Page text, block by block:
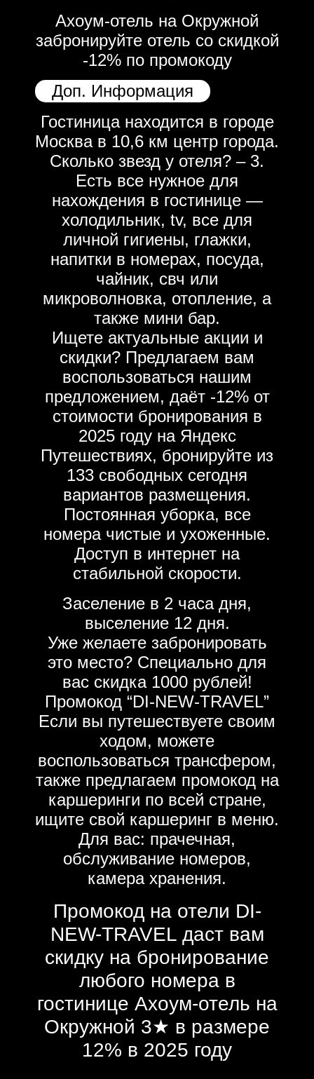
Ахоум-отель на Окружной
забронируйте отель со скидкой
-12% по промокоду
Доп. Информация
Гостиница находится в городе
Москва в 10,6 км центр города.
Сколько звезд у отеля? – 3.
Есть все нужное для
нахождения в гостинице —
холодильник, tv, все для
личной гигиены, глажки,
напитки в номерах, посуда,
чайник, свч или
микроволновка, отопление, а
также мини бар.
Ищете актуальные акции и
скидки? Предлагаем вам
воспользоваться нашим
предложением, даёт -12% от
стоимости бронирования в
2025 году на Яндекс
Путешествиях, бронируйте из
133 свободных сегодня
вариантов размещения.
Постоянная уборка, все
номера чистые и ухоженные.
Доступ в интернет на
стабильной скорости.
Заселение в 2 часа дня,
выселение 12 дня.
Уже желаете забронировать
это место? Специально для
вас скидка 1000 рублей!
Промокод “DI-NEW-TRAVEL”
Если вы путешествуете своим
ходом, можете
воспользоваться трансфером,
также предлагаем промокод на
каршеринги по всей стране,
ищите свой каршеринг в меню.
Для вас: прачечная,
обслуживание номеров,
камера хранения.
Промокод на отели DI-
NEW-TRAVEL даст вам
скидку на бронирование
любого номера в
гостинице Ахоум-отель на
Окружной 3★ в размере
12% в 2025 году